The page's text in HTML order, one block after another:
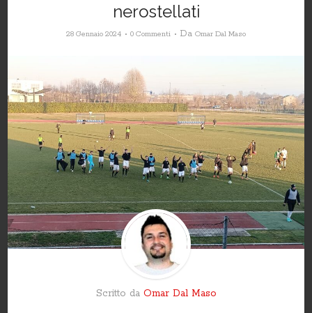
nerostellati
28 Gennaio 2024 0 Commenti Da Omar Dal Maso
Scritto da Omar Dal Maso